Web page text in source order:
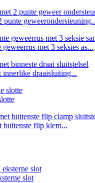
punte
met 3 seksies as...
innerlike draaisluiting...
buitenste flip klem...
slot